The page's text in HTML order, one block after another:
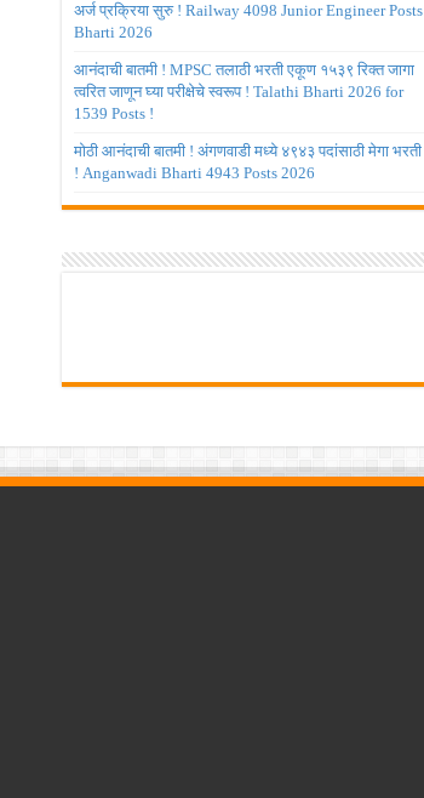
अर्ज प्रक्रिया सुरु ! Railway 4098 Junior Engineer Posts
Bharti 2026
आनंदाची बातमी ! MPSC तलाठी भरती एकूण १५३९ रिक्त जागा
त्वरित जाणून घ्या परीक्षेचे स्वरूप ! Talathi Bharti 2026 for
1539 Posts !
मोठी आनंदाची बातमी ! अंगणवाडी मध्ये ४९४३ पदांसाठी मेगा भरती
! Anganwadi Bharti 4943 Posts 2026